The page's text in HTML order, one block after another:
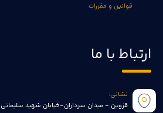
قوانین و مقررات
ارتباط با ما
نشانی:
قزوین - میدان سرداران-خیابان شهید سلیمانی